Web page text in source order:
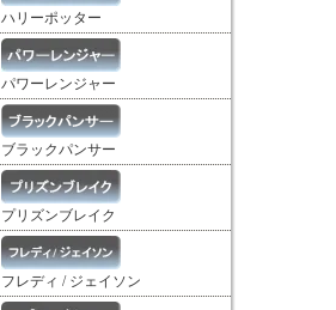
ハリーポッター
パワーレンジャー
ブラックパンサー
プリズンブレイク
フレディ / ジェイソン